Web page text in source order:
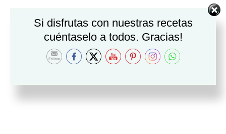
Si disfrutas con nuestras recetas
cuéntaselo a todos. Gracias!